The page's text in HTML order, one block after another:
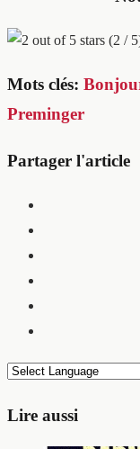
(2 /
Mots clés:
Preminger
Partager l'article
Lire aussi